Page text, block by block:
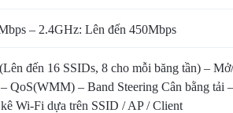
– 2.4GHz: Lên đến 450Mbps
đến 16 SSIDs, 8 cho mỗi băng tần) –
QoS(WMM) – Band Steering Cân bằng
Wi-Fi dựa trên SSID / AP / Client